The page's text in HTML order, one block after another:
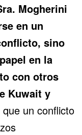
Mogherini
en un
sino
en la
con otros
Kuwait y
un conflicto